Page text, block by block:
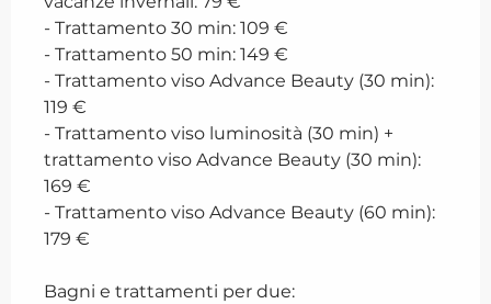
- Trattamento 30 min: 109 €
- Trattamento 50 min: 149 €
- Trattamento viso Advance Beauty (30 min):
119 €
- Trattamento viso luminosità (30 min) +
trattamento viso Advance Beauty (30 min):
169 €
- Trattamento viso Advance Beauty (60 min):
179 €
Bagni e trattamenti per due: